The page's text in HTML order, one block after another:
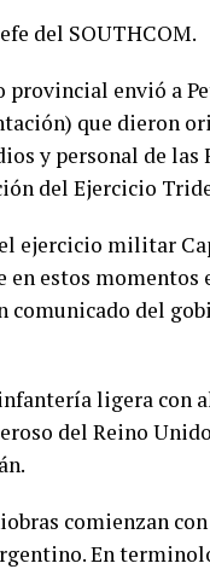
del SOUTHCOM.
envió a
que dieron
y personal de las
del Ejercicio
ejercicio militar
estos momentos
comunicado del
ligera con
del Reino
comienzan
En